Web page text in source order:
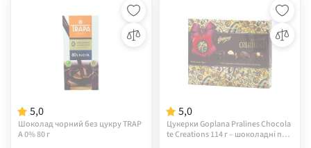
5,0
Шоколад чорний без цукру TRAP
A 0% 80 г
5,0
Цукерки Goplana Pralines Chocola
te Creations 114 г – шоколадні пра